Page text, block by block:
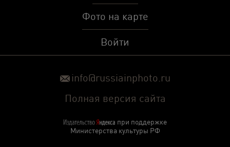
Фото на карте
Войти
info@russiainphoto.ru
Полная версия сайта
при поддержке
Министерства культуры РФ